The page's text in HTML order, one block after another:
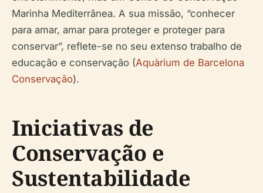
Marinha Mediterrânea. A sua missão, “conhecer
para amar, amar para proteger e proteger para
conservar”, reflete-se no seu extenso trabalho de
educação e conservação (Aquàrium de Barcelona
Conservação).
Iniciativas de
Conservação e
Sustentabilidade